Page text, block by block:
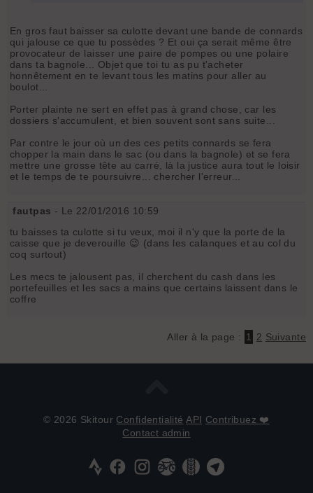
En gros faut baisser sa culotte devant une bande de connards
qui jalouse ce que tu possèdes ? Et oui ça serait même être
provocateur de laisser une paire de pompes ou une polaire
dans ta bagnole... Objet que toi tu as pu t'acheter
honnêtement en te levant tous les matins pour aller au
boulot...
Porter plainte ne sert en effet pas à grand chose, car les
dossiers s'accumulent, et bien souvent sont sans suite...
Par contre le jour où un des ces petits connards se fera
chopper la main dans le sac (ou dans la bagnole) et se fera
mettre une grosse tête au carré, là la justice aura tout le loisir
et le temps de te poursuivre... chercher l'erreur...
fautpas - Le 22/01/2016 10:59
tu baisses ta culotte si tu veux, moi il n'y que la porte de la
caisse que je deverouille 😉 (dans les calanques et au col du
coq surtout)
Les mecs te jalousent pas, il cherchent du cash dans les
portefeuilles et les sacs a mains que certains laissent dans le
coffre
Aller à la page : 1 2 Suivante
© 2026 Skitour Confidentialité API Contribuez ❤️
Contact admin